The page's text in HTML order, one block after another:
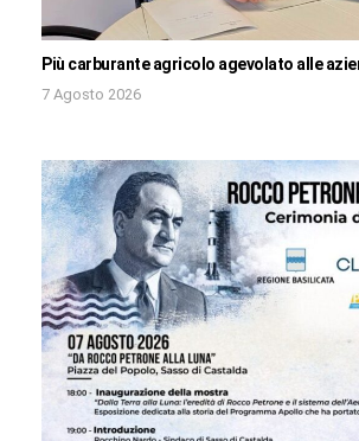
Più carburante agricolo agevolato alle
7 Agosto 2026